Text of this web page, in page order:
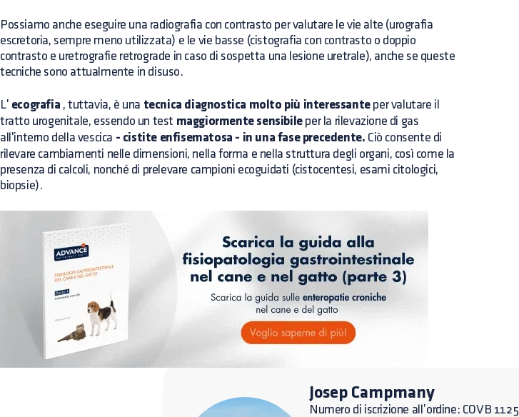
Possiamo anche eseguire una radiografia con contrasto per valutare le vie alte (urografia
escretoria, sempre meno utilizzata) e le vie basse (cistografia con contrasto o doppio
contrasto e uretrografie retrograde in caso di sospetta una lesione uretrale), anche se queste
tecniche sono attualmente in disuso.
L' ecografia , tuttavia, è una tecnica diagnostica molto più interessanteper valutare il
tratto urogenitale, essendo un test maggiormente sensibileper la rilevazione di gas
all'interno della vescica - cistite enfisematosa - in una fase precedente. Ciò consente di
rilevare cambiamenti nelle dimensioni, nella forma e nella struttura degli organi, così come la
presenza di calcoli, nonché di prelevare campioni ecoguidati (cistocentesi, esami citologici,
biopsie).
Josep Campmany
Numero di iscrizione all’ordine: COVB 1125